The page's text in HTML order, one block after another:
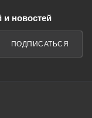
и новостей
ПОДПИСАТЬСЯ